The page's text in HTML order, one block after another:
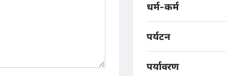
धर्म-कर्म
पर्यटन
पर्यावरण